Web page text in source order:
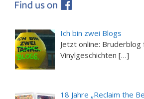
Ich bin zwei Blogs
Jetzt online: Bruderblog
Vinylgeschichten […]
18 Jahre „Reclaim the